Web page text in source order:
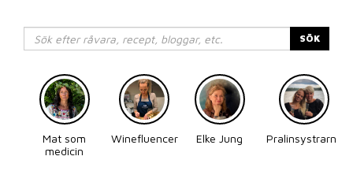
SÖK
Mat som
medicin
Winefluencer Elke Jung
Pralinsystrarna